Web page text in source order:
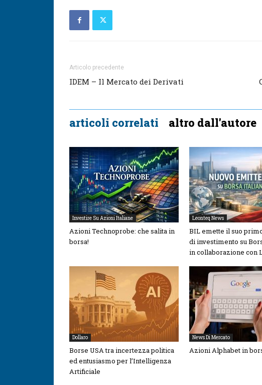
Articolo precedente
IDEM – Il Mercato dei Derivati
articoli correlati altro dall'autore
Investire Su Azioni Italiane
Azioni Technoprobe: che salita in
borsa!
Leonteq News
BIL emette il suo
di investimento su
in collaborazione con
Dollaro
Borse USA tra incertezza politica
ed entusiasmo per l’Intelligenza
Artificiale
News Di Mercato
Azioni Alphabet in